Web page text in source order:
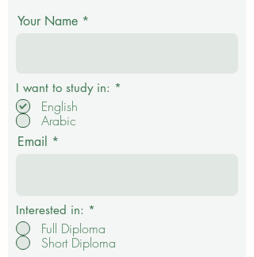
Your Name
I want to study in: *
English
Arabic
Email
Interested in: *
Full Diploma
Short Diploma